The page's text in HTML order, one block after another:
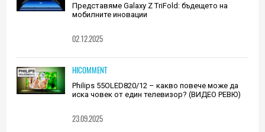
Представяме Galaxy Z TriFold: бъдещето на
мобилните иновации
02.12.2025
HICOMMENT
Philips 55OLED820/12 – какво повече може да
иска човек от един телевизор? (ВИДЕО РЕВЮ)
23.09.2025